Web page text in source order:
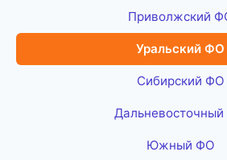
Приволжский
Уральский ФО
Сибирский ФО
Южный ФО